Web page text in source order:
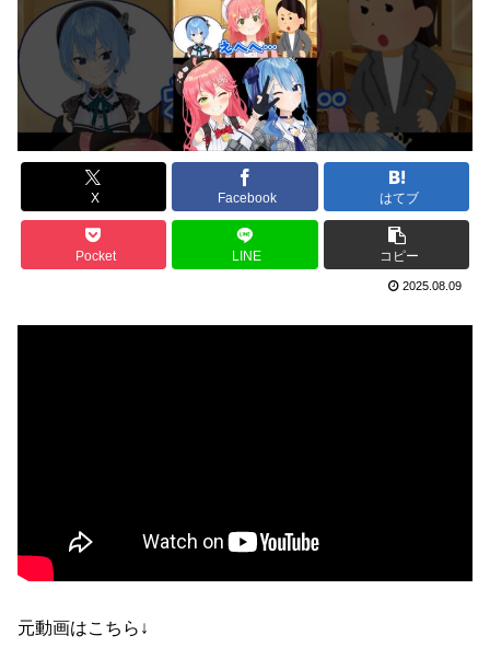
X Facebook はてブ
Pocket LINE コピー
2025.08.09
元動画はこちら↓